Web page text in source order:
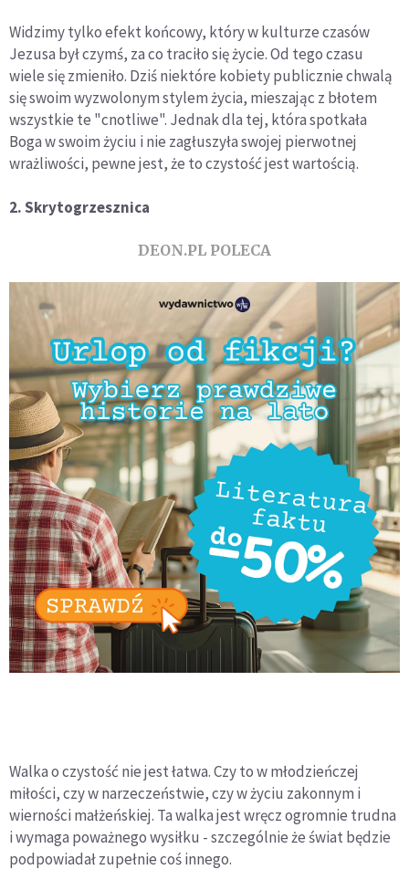
Widzimy tylko efekt końcowy, który w kulturze czasów
Jezusa był czymś, za co traciło się życie. Od tego czasu
wiele się zmieniło. Dziś niektóre kobiety publicznie chwalą
się swoim wyzwolonym stylem życia, mieszając z błotem
wszystkie te "cnotliwe". Jednak dla tej, która spotkała
Boga w swoim życiu i nie zagłuszyła swojej pierwotnej
wrażliwości, pewne jest, że to czystość jest wartością.
2. Skrytogrzesznica
DEON.PL POLECA
Walka o czystość nie jest łatwa. Czy to w młodzieńczej
miłości, czy w narzeczeństwie, czy w życiu zakonnym i
wierności małżeńskiej. Ta walka jest wręcz ogromnie trudna
i wymaga poważnego wysiłku - szczególnie że świat będzie
podpowiadał zupełnie coś innego.